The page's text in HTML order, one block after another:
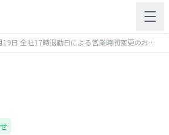
19日 全社17時退勤日による営業時間変更のお知らせ